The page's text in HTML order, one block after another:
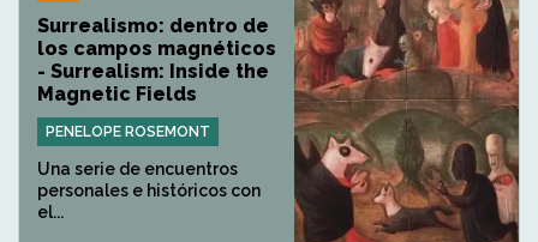
Surrealismo: dentro de
los campos magnéticos
- Surrealism: Inside the
Magnetic Fields
PENELOPE ROSEMONT
Una serie de encuentros
personales e históricos con
el...